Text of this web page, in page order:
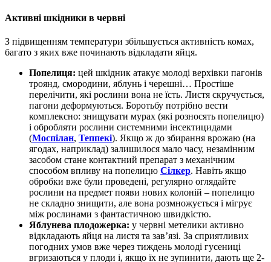
Активні шкідники в червні
З підвищенням температури збільшується активність комах,
багато з яких вже починають відкладати яйця.
Попелиця: цей шкідник атакує молоді верхівки пагонів
троянд, смородини, яблунь і черешні… Простіше
перелічити, які рослини вона не їсть. Листя скручується,
пагони деформуються. Боротьбу потрібно вести
комплексно: знищувати мурах (які розносять попелицю)
і обробляти рослини системними інсектицидами
(Моспілан, Теппекі). Якщо ж до збирання врожаю (на
ягодах, наприклад) залишилося мало часу, незамінним
засобом стане контактний препарат з механічним
способом впливу на попелицю Сілкер. Навіть якщо
обробки вже були проведені, регулярно оглядайте
рослини на предмет появи нових колоній – попелицю
не складно знищити, але вона розмножується і мігрує
між рослинами з фантастичною швидкістю.
Яблунева плодожерка: у червні метелики активно
відкладають яйця на листя та зав’язі. За сприятливих
погодних умов вже через тиждень молоді гусениці
вгризаються у плоди і, якщо їх не зупинити, дають ще 2-